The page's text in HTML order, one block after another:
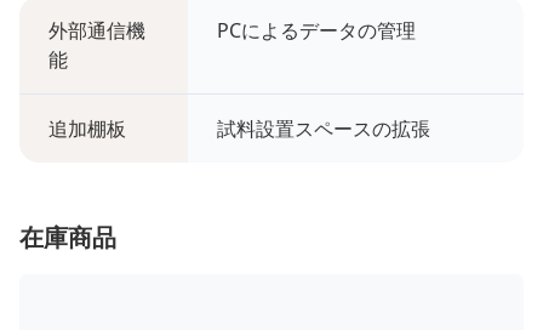
外部通信機
能
PCによるデータの管理
追加棚板 試料設置スペースの拡張
在庫商品